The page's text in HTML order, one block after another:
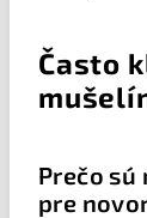
Často
Prečo
pre